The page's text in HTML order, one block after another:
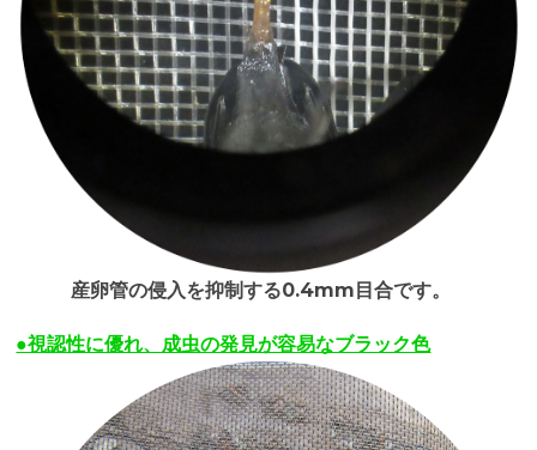
産卵管の侵入を抑制する0.4mm目合です。
●視認性に優れ、成虫の発見が容易なブラック色